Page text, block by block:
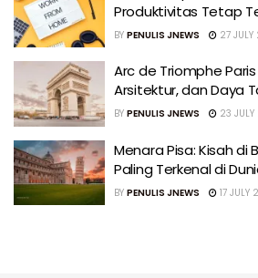
Produktivitas Tetap
BY PENULIS JNEWS 27
Arc de Triomphe
Arsitektur, dan Daya
BY PENULIS JNEWS 23
Menara Pisa: Kisah di
Paling Terkenal di
BY PENULIS JNEWS 17 JULY